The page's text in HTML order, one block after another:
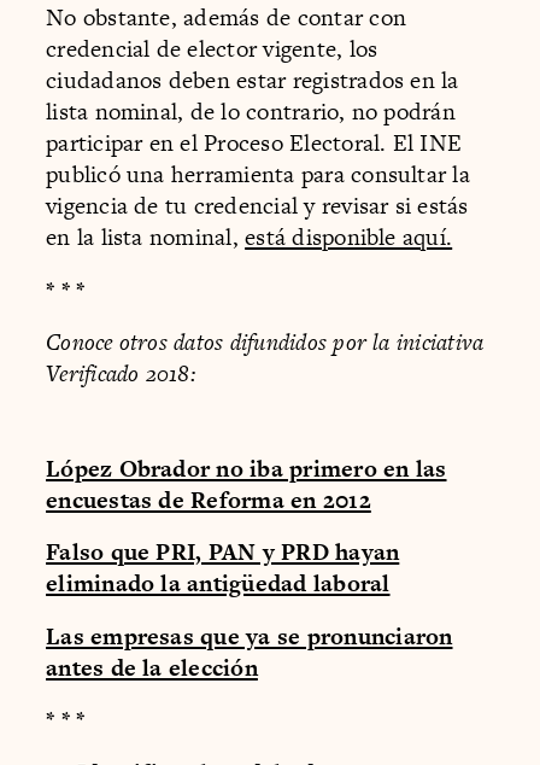
No obstante, además de contar con
credencial de elector vigente, los
ciudadanos deben estar registrados en la
lista nominal, de lo contrario, no podrán
participar en el Proceso Electoral. El INE
publicó una herramienta para consultar la
vigencia de tu credencial y revisar si estás
en la lista nominal,está disponible aquí.
* * *
Conoce otros datos difundidos por la iniciativa
Verificado 2018:
López Obrador no iba primero en las
encuestas de Reforma en 2012
Falso que PRI, PAN y PRD hayan
eliminado la antigüedad laboral
Las empresas que ya se pronunciaron
antes de la elección
* * *